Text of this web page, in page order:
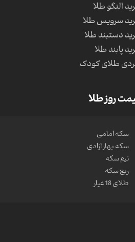
النگو طلا
سرویس طلا
دستبند طلا
پابند طلا
طلای کودک
روز طلا
سکه امامی
سکه بهار ازادی
نیم سکه
ربع سکه
طلای 18 عیار